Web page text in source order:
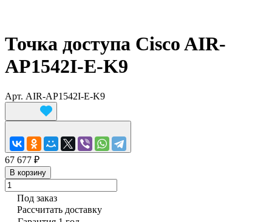
Точка доступа Cisco AIR-
AP1542I-E-K9
Арт. AIR-AP1542I-E-K9
67 677 ₽
В корзину
Под заказ
Рассчитать доставку